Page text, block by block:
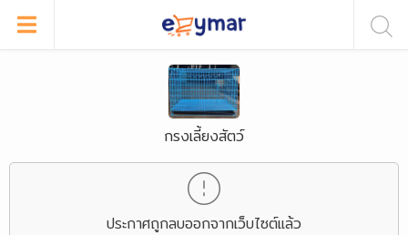
กรงเลี้ยงสัตว์
ประกาศถูกลบออกจากเว็บไซต์แล้ว